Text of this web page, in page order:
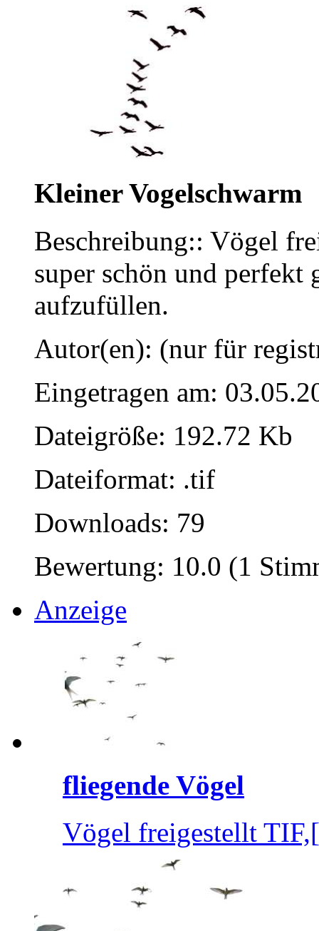
Kleiner Vogelschwarm
Beschreibung:: Vögel
super schön und perfekt
aufzufüllen.
Autor(en): (nur für
Eingetragen am:
Dateigröße: 192.72 Kb
Dateiformat: .tif
Downloads: 79
Bewertung: 10.0 (1
Anzeige
fliegende Vögel
Vögel freigestellt